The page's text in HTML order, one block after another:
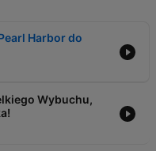
Harbor do
Wybuchu,